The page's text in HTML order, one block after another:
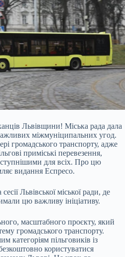
Львівщини! Міська рада дала
міжмуніципальних угод.
громадського транспорту, адже
приміські перевезення,
для всіх. Про цю
видання Еспресо.
Львівської міської ради, де
цю важливу ініціативу.
масштабного проєкту, який
громадського транспорту.
категоріям пільговиків із
користуватися